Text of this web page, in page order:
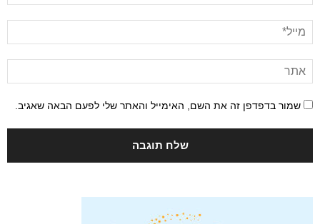
שמור בדפדפן זה את השם, האימייל והאתר שלי לפעם הבאה שאגיב.